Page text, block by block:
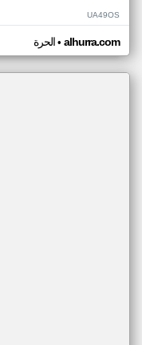
UA49OS
الحرة• alhurra.com